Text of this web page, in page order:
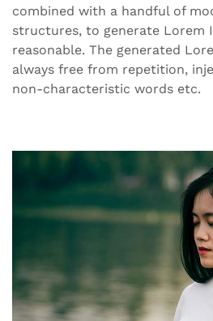
combined with a handful of
structures, to generate Lorem
reasonable. The generated
always free from repetition,
non-characteristic words etc.